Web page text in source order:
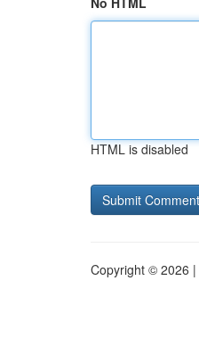
HTML is disabled
Copyright © 2026 |